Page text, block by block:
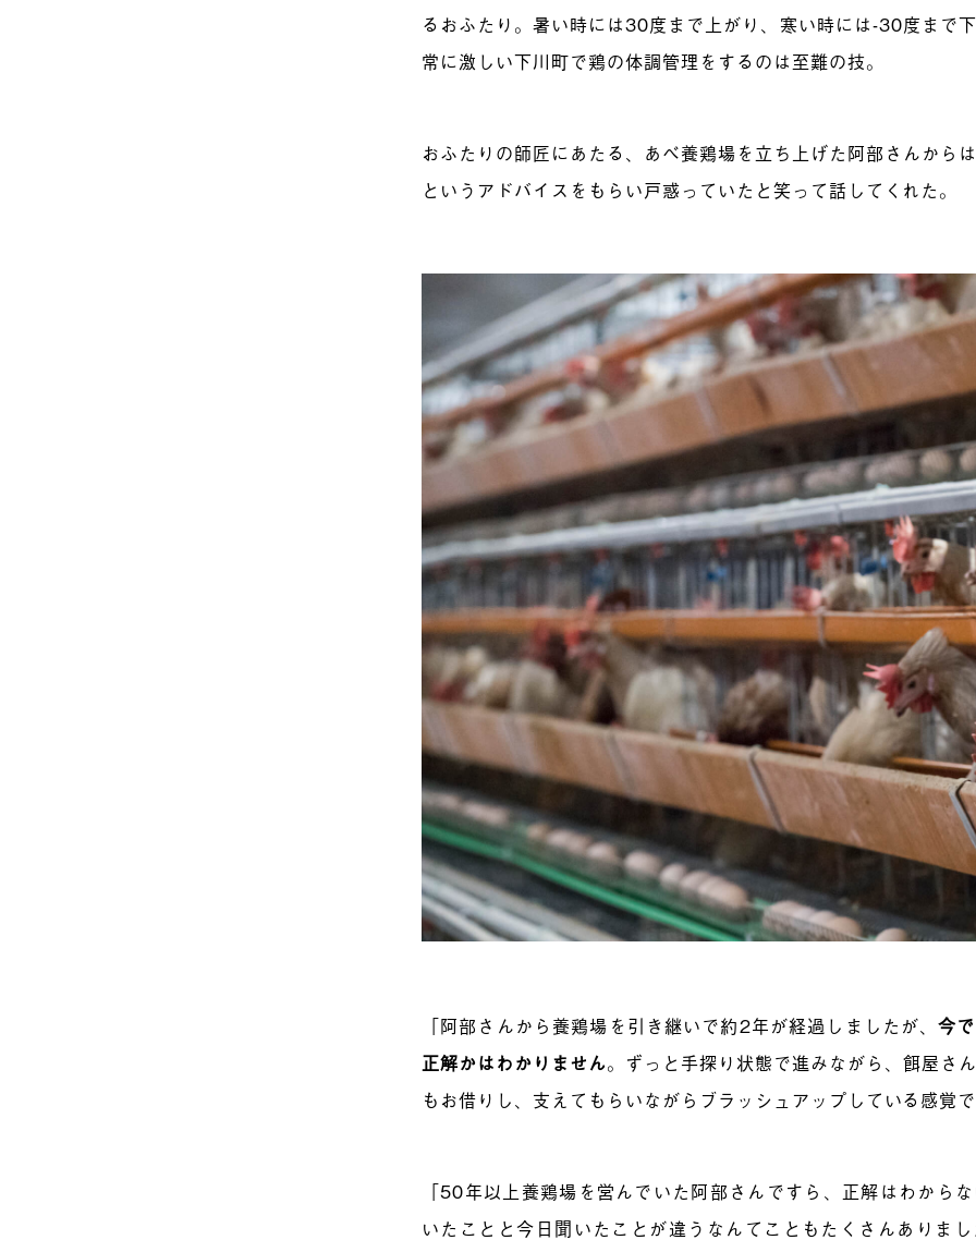
るおふたり。暑い時には30度まで上がり、寒い時には-30度まで
常に激しい下川町で鶏の体調管理をするのは至難の技。
おふたりの師匠にあたる、あべ養鶏場を立ち上げた阿部さんから
というアドバイスをもらい戸惑っていたと笑って話してくれた。
「阿部さんから養鶏場を引き継いで約2年が経過しましたが、今
正解かはわかりません。ずっと手探り状態で進みながら、餌屋さ
もお借りし、支えてもらいながらブラッシュアップしている感覚で
「50年以上養鶏場を営んでいた阿部さんですら、正解はわから
いたことと今日聞いたことが違うなんてこともたくさんありま